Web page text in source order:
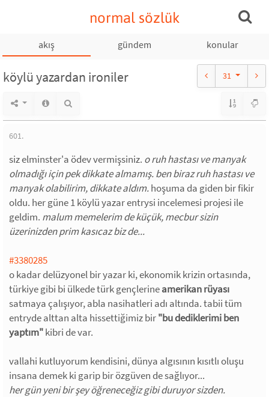
normal sözlük
akış gündem konular
köylü yazardan ironiler 31
601.
siz elminster'a ödev vermişsiniz. o ruh hastası ve manyak
olmadığı için pek dikkate almamış. ben biraz ruh hastası ve
manyak olabilirim, dikkate aldım.hoşuma da giden bir fikir
oldu. her güne 1 köylü yazar entrysi incelemesi projesi ile
geldim. malum memelerim de küçük, mecbur sizin
üzerinizden prim kasıcaz biz de...
#3380285
o kadar delüzyonel bir yazar ki, ekonomik krizin ortasında,
türkiye gibi bi ülkede türk gençlerineamerikan rüyası
satmaya çalışıyor, abla nasihatleri adı altında. tabii tüm
entryde alttan alta hissettiğimiz bir"bu dediklerimi ben
yaptım"kibri de var.
vallahi kutluyorum kendisini, dünya algısının kısıtlı oluşu
insana demek ki garip bir özgüven de sağlıyor...
her gün yeni bir şey öğreneceğiz gibi duruyor sizden.